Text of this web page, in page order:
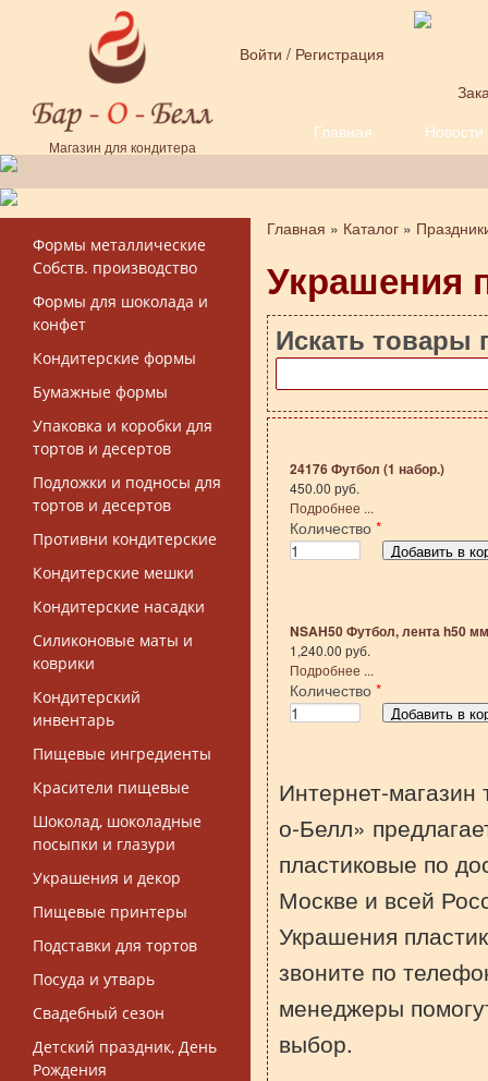
Перейти к основному содержанию
Магазин для кондитера
Войти / Регистрация
Главная
Новости
Форма поиска
Формы металлические
Собств. производство
Формы для шоколада и
конфет
Кондитерские формы
Бумажные формы
Упаковка и коробки для
тортов и десертов
Подложки и подносы для
тортов и десертов
Противни кондитерские
Кондитерские мешки
Кондитерские насадки
Силиконовые маты и
коврики
Кондитерский
инвентарь
Пищевые ингредиенты
Красители пищевые
Шоколад, шоколадные
посыпки и глазури
Украшения и декор
Пищевые принтеры
Подставки для тортов
Посуда и утварь
Свадебный сезон
Детский праздник, День
Рождения
Вы здесь
Главная » Каталог »
Украшения
Искать товары
24176 Футбол (1 набор.)
450.00 руб.
Подробнее ...
Количество *
NSAH50 Футбол, лента h50 мм
1,240.00 руб.
Подробнее ...
Количество *
Интернет-магазин
о-Белл»
пластиковые по
Москве и всей
Украшения
звоните по
менеджеры
выбор.